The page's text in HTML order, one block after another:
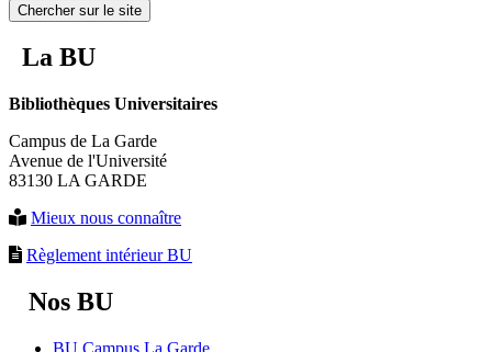
Chercher sur le site
La BU
Bibliothèques Universitaires
Campus de La Garde
Avenue de l'Université
83130 LA GARDE
Mieux nous connaître
Règlement intérieur BU
Nos BU